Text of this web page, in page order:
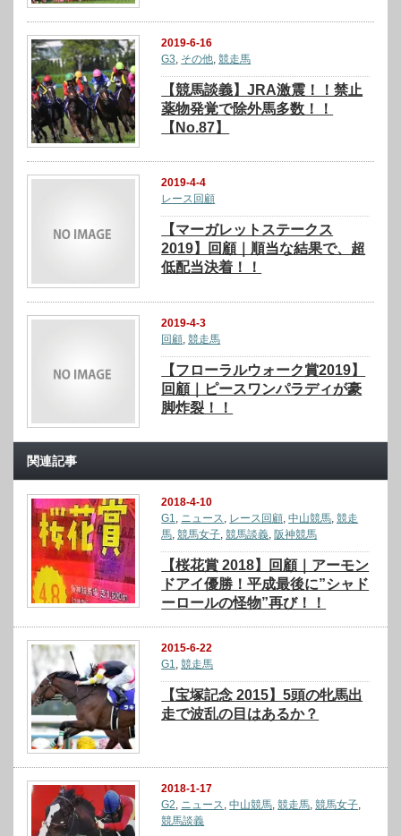
2019-6-16
G3, その他,競走馬
【競馬談義】JRA激震！！禁止
薬物発覚で除外馬多数！！
【No.87】
2019-4-4
レース回顧
【マーガレットステークス
2019】回顧｜順当な結果で、超
低配当決着！！
2019-4-3
回顧 ,競走馬
【フローラルウォーク賞2019】
回顧｜ピースワンパラディが豪
脚炸裂！！
関連記事
2018-4-10
G1, ニュース, レース回顧,中山競馬,競走
馬,競馬女子,競馬談義, 阪神競馬
【桜花賞 2018】回顧｜アーモン
ドアイ優勝！平成最後に”シャド
ーロールの怪物”再び！！
2015-6-22
G1,競走馬
【宝塚記念 2015】5頭の牝馬出
走で波乱の目はあるか？
2018-1-17
G2
ニュース ,中山競馬 ,競走馬 ,競馬女子
競馬談義